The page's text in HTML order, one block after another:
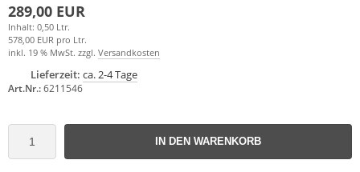
289,00 EUR
Inhalt: 0,50 Ltr.
578,00 EUR pro Ltr.
inkl. 19 % MwSt. zzgl. Versandkosten
Lieferzeit: ca. 2-4 Tage
Art.Nr.:6211546
IN DEN WARENKORB